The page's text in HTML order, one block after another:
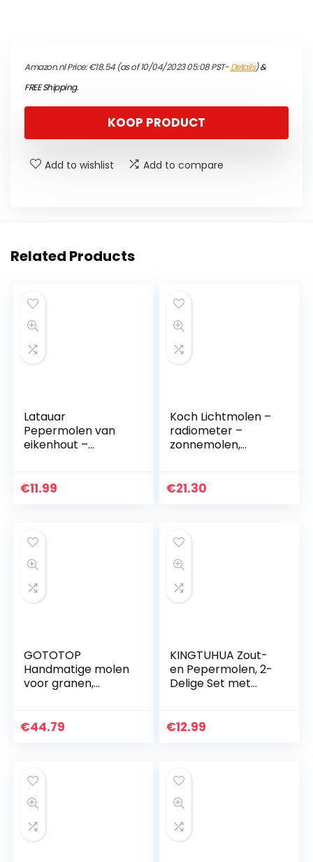
Amazon.nl Price:€18.54(as of 10/04/2023 05:08 PST-Details)&
FREE Shipping.
KOOP PRODUCT
Add to wishlist Add to compare
Related Products
Latauar
Pepermolen van
eikenhout –
met keramisch
€11.99
Koch Lichtmolen –
radiometer –
zonnemolen,
€21.30
GOTOTOP
Handmatige molen
voor granen,
schaalvruchten.
€44.79
KINGTUHUA Zout-
en Pepermolen, 2-
Delige Set met
& Zoutmole uit RVS
€12.99